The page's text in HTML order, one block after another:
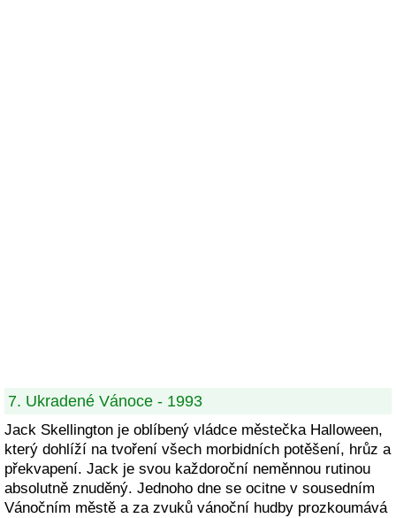
7. Ukradené Vánoce - 1993
Jack Skellington je oblíbený vládce městečka Halloween,
který dohlíží na tvoření všech morbidních potěšení, hrůz a
překvapení. Jack je svou každoroční neměnnou rutinou
absolutně znuděný. Jednoho dne se ocitne v sousedním
Vánočním městě a za zvuků vánoční hudby prozkoumává